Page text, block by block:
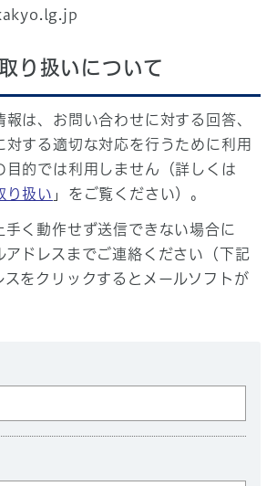
り扱いについて
報は、お問い合わせに対する回答、
対する適切な対応を行うために利用
目的では利用しません（詳しくは
り扱い 」をご覧ください）。
手く動作せず送信できない場合に
アドレスまでご連絡ください（下記
スをクリックするとメールソフトが